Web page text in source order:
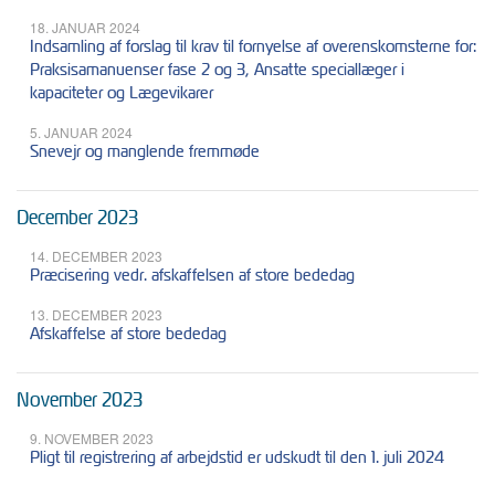
18. JANUAR 2024
Indsamling af forslag til krav til fornyelse af overenskomsterne for:
Praksisamanuenser fase 2 og 3, Ansatte speciallæger i
kapaciteter og Lægevikarer
5. JANUAR 2024
Snevejr og manglende fremmøde
December 2023
14. DECEMBER 2023
Præcisering vedr. afskaffelsen af store bededag
13. DECEMBER 2023
Afskaffelse af store bededag
November 2023
9. NOVEMBER 2023
Pligt til registrering af arbejdstid er udskudt til den 1. juli 2024